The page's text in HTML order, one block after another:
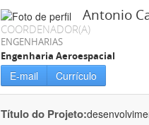
Antonio
COORDENADOR(A)
ENGENHARIAS
Engenharia Aeroespacial
E-mail Currículo
Título do Projeto: